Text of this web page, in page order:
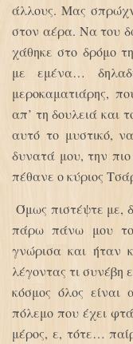
άλλους. Μας
στον αέρα. Να του
χάθηκε στο δρόμο
με εμένα…
μεροκαματιάρης,
απ’ τη δουλειά και
αυτό το μυστικό,
δυνατά μου, την
πέθανε ο κύριος
Όμως πιστέψτε με,
πάρω πάνω μου
γνώρισα και
λέγοντας τι συνέβη
κόσμος όλος είναι
πόλεμο που έχει
μέρος, ε, τότε…